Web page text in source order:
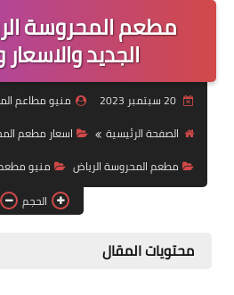
مطعم المحروسة
الجديد
20 سبتمبر 2023
منيو مطاعم
الصفحة الرئيسية
اسعار مطعم
مطعم المحروسة الرياض
منيو
الحجم
محتويات المقال